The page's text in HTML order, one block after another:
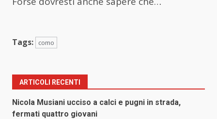
Tags: como
ARTICOLI RECENTI
Nicola Musiani ucciso a calci e pugni in strada,
fermati quattro giovani